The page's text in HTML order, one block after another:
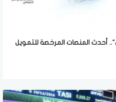
المنصات المرخصة للتمويل